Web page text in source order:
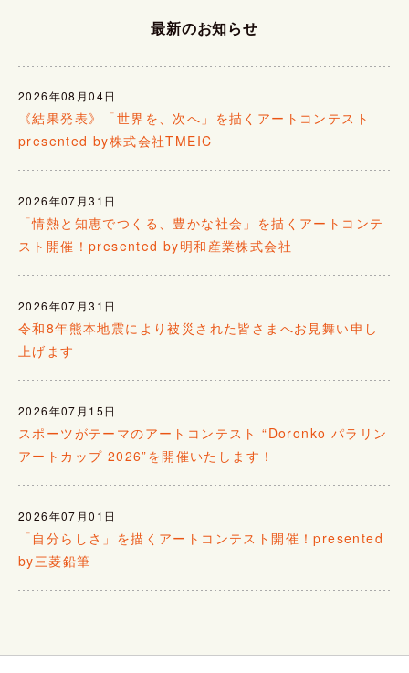
最新のお知らせ
2026年08月04日
《結果発表》「世界を、次へ」を描くアートコンテスト
presented by株式会社TMEIC
2026年07月31日
「情熱と知恵でつくる、豊かな社会」を描くアートコンテ
スト開催！presented by明和産業株式会社
2026年07月31日
令和8年熊本地震により被災された皆さまへお見舞い申し
上げます
2026年07月15日
スポーツがテーマのアートコンテスト “Doronko パラリン
アートカップ 2026”を開催いたします！
2026年07月01日
「自分らしさ」を描くアートコンテスト開催！presented
by三菱鉛筆